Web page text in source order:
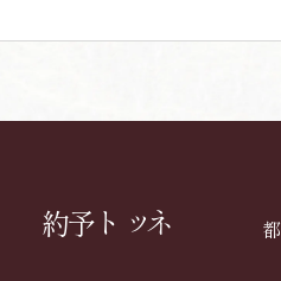
京都
ネット予約